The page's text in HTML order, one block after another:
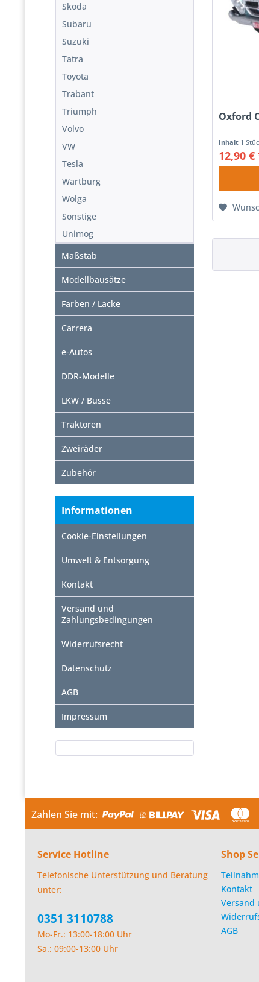
Skoda
Subaru
Suzuki
Tatra
Toyota
Trabant
Triumph
Volvo
VW
Tesla
Wartburg
Wolga
Sonstige
Unimog
Maßstab
Modellbausätze
Farben / Lacke
Carrera
e-Autos
DDR-Modelle
LKW / Busse
Traktoren
Zweiräder
Zubehör
Informationen
Cookie-Einstellungen
Umwelt & Entsorgung
Kontakt
Versand und
Zahlungsbedingungen
Widerrufsrecht
Datenschutz
AGB
Impressum
Oxford
Inhalt 1
12,90 €
Zahlen Sie mit:
Service Hotline
Telefonische Unterstützung und Beratung
unter:
0351 3110788
Mo-Fr.: 13:00-18:00 Uhr
Sa.: 09:00-13:00 Uhr
Shop
Kontakt
Versand
AGB